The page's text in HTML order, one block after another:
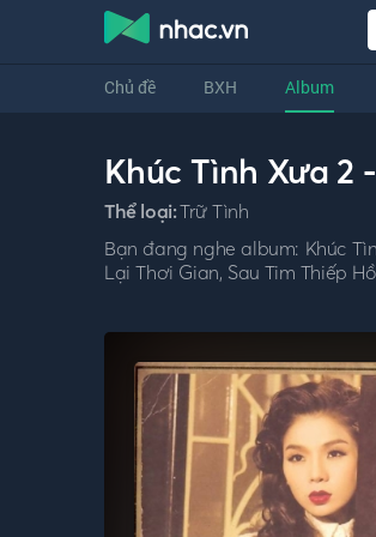
Chủ đề BXH Album
Khúc Tình Xưa 2
Thể loại:Trữ Tình
Bạn đang nghe album: Khúc
Lại Thơi Gian, Sau Tim Thiếp